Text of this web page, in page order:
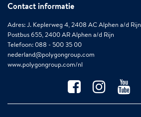
Contact informatie
Adres: J. Keplerweg 4, 2408 AC Alphen a/d Rijn
Postbus 655, 2400 AR Alphen a/d Rijn
Telefoon: 088 - 500 35 00
nederland@polygongroup.com
www.polygongroup.com/nl